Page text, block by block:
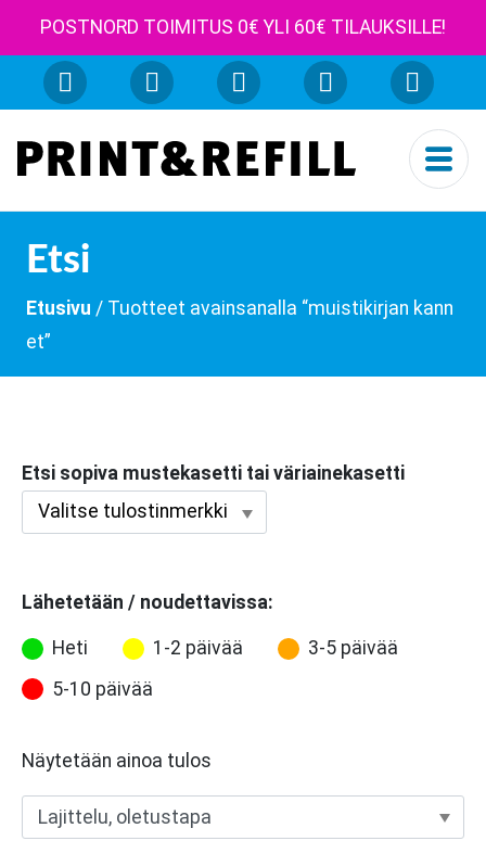
POSTNORD TOIMITUS 0€ YLI 60€ TILAUKSILLE!
Etsi
Etusivu / Tuotteet avainsanalla “muistikirjan kann
et”
Etsi sopiva mustekasetti tai väriainekasetti
Lähetetään / noudettavissa:
Heti 1-2 päivää
3-5 päivää
5-10 päivää
Näytetään ainoa tulos